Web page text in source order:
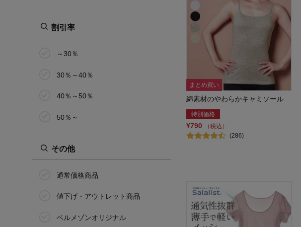
竹久夢二
ビースピックス/bspix
冷えとり日和365
ブラデリスニューヨークピー
ホットコット/Hotcott
マイネセサ/my necesa
ミニラボ/mini labo
ムレーヌ
割引率
～30％
30％～40％
40％～50％
50％～
その他
通常価格商品
値下げ・アウトレット商品
ベルメゾンオリジナル
まとめ買い
綿素材のやわらかキャミソール
特別価格
¥790
（税込）
(286)